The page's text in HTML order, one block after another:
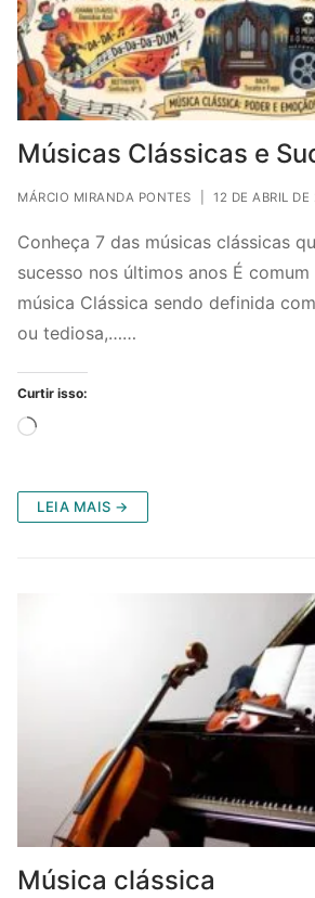
Músicas Clássicas e
MÁRCIO MIRANDA PONTES 12 DE ABRIL
Conheça 7 das músicas clássicas
sucesso nos últimos anos É
música Clássica sendo definida
ou tediosa,……
Curtir isso:
Carregando...
LEIA MAIS →
Música clássica